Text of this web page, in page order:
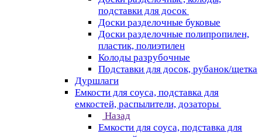
подставки для досок
Доски разделочные буковые
Доски разделочные полипропилен,
пластик, полиэтилен
Колоды разрубочные
Подставки для досок, рубанок/щетка
Дуршлаги
Емкости для соуса, подставка для
емкостей, распылители, дозаторы
Назад
Емкости для соуса, подставка для